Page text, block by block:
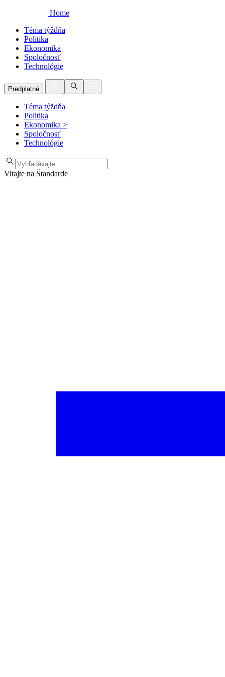
Home
Téma týždňa
Politika
Ekonomika
Spoločnosť
Technológie
Predplatné
Téma týždňa
Politika
Ekonomika >
Spoločnosť
Technológie
Vitajte na Štandarde